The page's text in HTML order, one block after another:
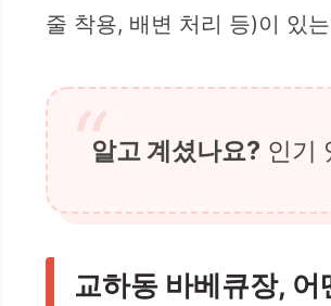
줄 착용, 배변 처리 등)이 있
알고 계셨나요? 인기
교하동 바베큐장,